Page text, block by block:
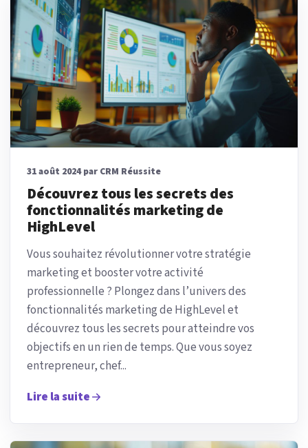
31 août 2024 par CRM Réussite
Découvrez tous les secrets des
fonctionnalités marketing de
HighLevel
Vous souhaitez révolutionner votre stratégie
marketing et booster votre activité
professionnelle ? Plongez dans l’univers des
fonctionnalités marketing de HighLevel et
découvrez tous les secrets pour atteindre vos
objectifs en un rien de temps. Que vous soyez
entrepreneur, chef...
Lire la suite